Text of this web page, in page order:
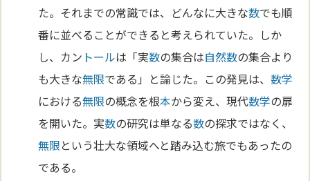
た。それまでの常識では、どんなに大きな数でも順
番に並べることができると考えられていた。しか
し、カン トールは「実数の集合は自然数の集合より
も大きな無限である」と論じた。この発見は、数学
における無限の概念を根本から変え、現代数学の扉
を開いた。実数の研究は単なる数の探求ではなく、
無限という壮大な領域へと踏み込む旅でもあったの
である。